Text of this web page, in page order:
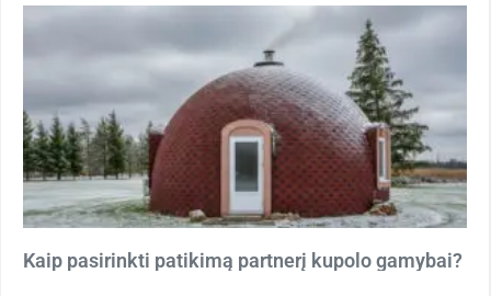
Kaip pasirinkti patikimą partnerį kupolo gamybai?